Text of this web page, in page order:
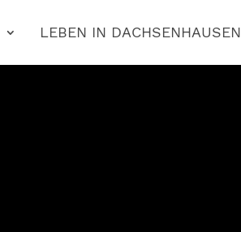
LEBEN IN DACHSENHAUSEN